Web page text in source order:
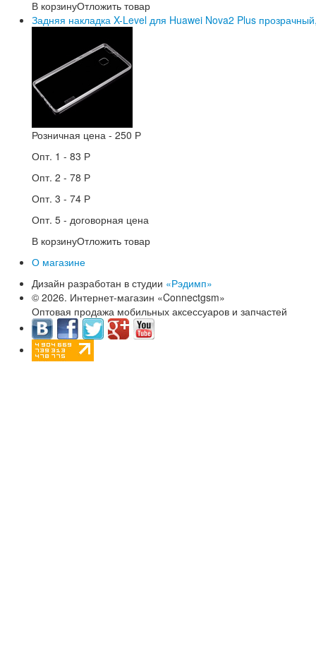
В корзинуОтложить товар
Задняя накладка X-Level для Huawei Nova2 Plus
Розничная цена - 250 Р
Опт. 1 - 83 Р
Опт. 2 - 78 Р
Опт. 3 - 74 Р
Опт. 5 - договорная цена
В корзинуОтложить товар
О магазине
Дизайн разработан в студии «Рэдимп»
© 2026. Интернет-магазин «Connectgsm»
Оптовая продажа мобильных аксессуаров и запчастей